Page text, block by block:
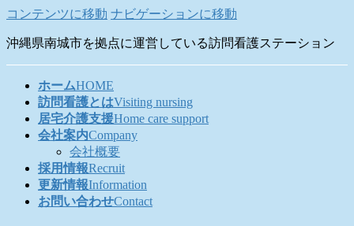
コンテンツに移動 ナビゲーションに移動
沖縄県南城市を拠点に運営している訪問看護ステーション
ホームHOME
訪問看護とはVisiting nursing
居宅介護支援Home care support
会社案内Company
会社概要
採用情報Recruit
更新情報Information
お問い合わせContact